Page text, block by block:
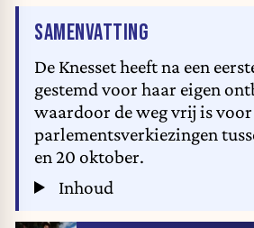
SAMENVATTING
De Knesset heeft na een
gestemd voor haar eigen
waardoor de weg vrij is
parlementsverkiezingen
en 20 oktober.
Inhoud